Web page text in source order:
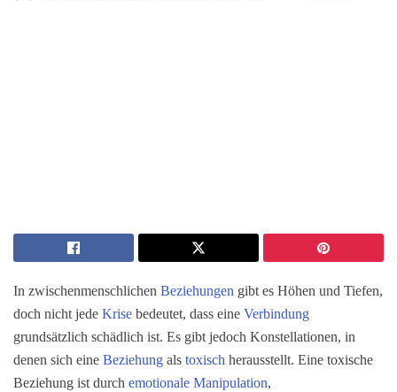
In zwischenmenschlichen Beziehungen gibt es Höhen und Tiefen,
doch nicht jede Krise bedeutet, dass eine Verbindung
grundsätzlich schädlich ist. Es gibt jedoch Konstellationen, in
denen sich eine Beziehung als toxisch herausstellt. Eine toxische
Beziehung ist durch emotionale Manipulation,